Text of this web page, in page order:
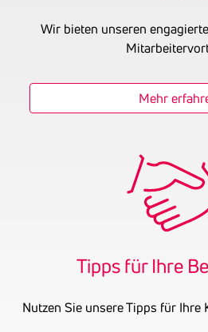
Wir bieten unseren
Mehr
Tipps für Ihre
Nutzen Sie unsere Tipps für Ihre